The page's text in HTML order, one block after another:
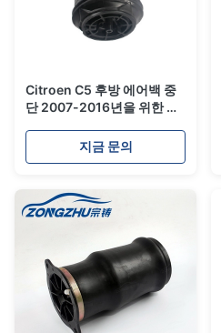
Citroen C5 후방 에어백 중
단 2007-2016년을 위한 자
지금 문의